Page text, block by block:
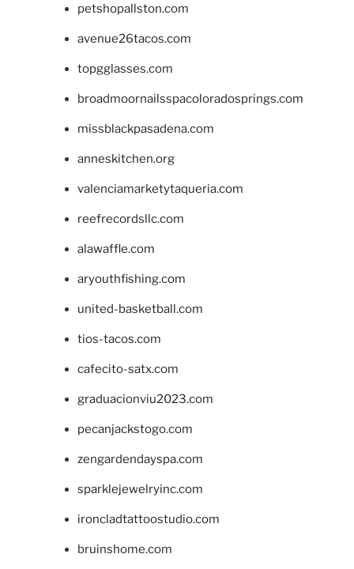
petshopallston.com
avenue26tacos.com
topgglasses.com
broadmoornailsspacoloradosprings.com
missblackpasadena.com
anneskitchen.org
valenciamarketytaqueria.com
reefrecordsllc.com
alawaffle.com
aryouthfishing.com
united-basketball.com
tios-tacos.com
cafecito-satx.com
graduacionviu2023.com
pecanjackstogo.com
zengardendayspa.com
sparklejewelryinc.com
ironcladtattoostudio.com
bruinshome.com